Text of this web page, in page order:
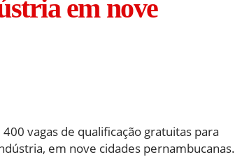
em nove
vagas de qualificação gratuitas para
em nove cidades pernambucanas.